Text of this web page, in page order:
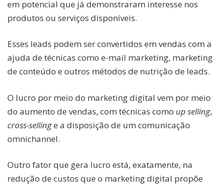
em potencial que já demonstraram interesse nos
produtos ou serviços disponíveis.
Esses leads podem ser convertidos em vendas com a
ajuda de técnicas como e-mail marketing, marketing
de conteúdo e outros métodos de nutrição de leads.
O lucro por meio do marketing digital vem por meio
do aumento de vendas, com técnicas como up selling,
cross-sellinge a disposição de um comunicação
omnichannel.
Outro fator que gera lucro está, exatamente, na
redução de custos que o marketing digital propõe